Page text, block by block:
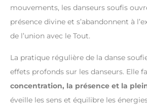
mouvements, les danseurs soufis
présence divine et s’abandonnent à
de l’union avec le Tout.
La pratique régulière de la danse
effets profonds sur les danseurs. Elle
concentration, la présence et la
éveille les sens et équilibre les